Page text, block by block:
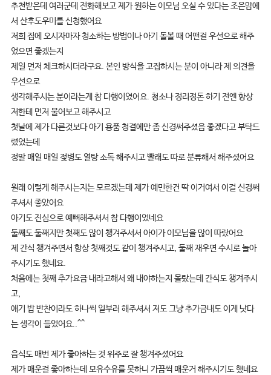
추천받은데 여러군데 전화해보고 제가 원하는 이모님 오실 수 있다는 조은맘에
서 산후도우미를 신청했어요
저희 집에 오시자마자 청소하는 방법이나 아기 돌볼 때 어떤걸 우선으로 해주
었으면 좋겠는지
제일 먼저 체크하시더라구요. 본인 방식을 고집하시는 분이 아니라 제 의견을
우선으로
생각해주시는 분이라는게 참 다행이였어요. 청소나 정리정돈 하기 전엔 항상
저한테 먼저 물어보고 해주시고
첫날에 제가 다른것보다 아기 용품 청결에만 좀 신경써주셨음 좋겠다고 부탁드
렸었는데
정말 매일 매일 젖병도 열탕 소독 해주시고 빨래도 따로 분류해서 해주셨어요
원래 이렇게 해주시는지는 모르겠는데 제가 예민한건 딱 이거여서 이걸 신경써
주셔서 좋았어요
아기도 진심으로 예뻐해주셔서 참 다행이었네요
둘째도 둘째지만 첫째도 많이 챙겨주셔서 아이가 이모님을 많이 따랐어요
제 간식 챙겨주면서 항상 첫째것도 같이 챙겨주시고, 둘째 재우면 수시로 놀아
주시기도 했네요.
처음에는 첫째 추가요금 내라고해서 왜 내야하는지 몰랐는데 간식도 챙겨주시
고,
애기 밥 반찬이라도 하나씩 일부러 해주셔서 저도 그냥 추가금내도 이게 낫다
는 생각이 들었어요..^^
음식도 매번 제가 좋아하는 것 위주로 잘 챙겨주셨어요
제가 매운걸 좋아하는데 모유수유를 못하니 가끔씩 매운거 해주시기도 했네요